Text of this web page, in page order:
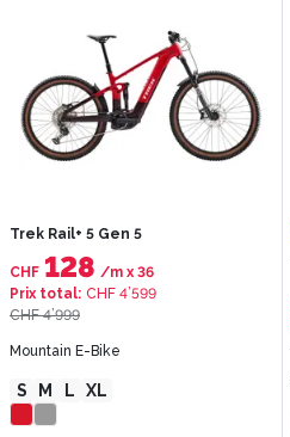
Trek Rail+ 5 Gen 5
CHF 128 /m x 36
Prix total: CHF 4’599
CHF 4’999
Mountain E-Bike
S M L XL